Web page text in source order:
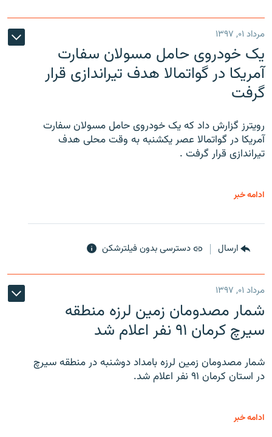
مرداد ۰۱, ۱۳۹۷
یک خودروی حامل مسولان سفارت
آمریکا در گواتمالا هدف تیراندازی قرار
گرفت
رویترز گزارش داد که یک خودروی حامل مسولان سفارت
آمریکا در گواتمالا عصر یکشنبه به وقت محلی هدف
تیراندازی قرار گرفت .
ادامه خبر
ارسال دسترسی بدون فیلترشکن
مرداد ۰۱, ۱۳۹۷
شمار مصدومان زمین لرزه منطقه
سیرچ کرمان ۹۱ نفر اعلام شد
شمار مصدومان زمین لرزه بامداد دوشنبه در منطقه سیرچ
در استان کرمان ۹۱ نفر اعلام شد.
ادامه خبر